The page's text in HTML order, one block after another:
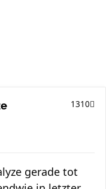
1310
gerade tot